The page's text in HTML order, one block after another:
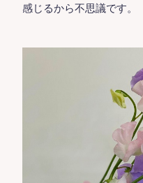
感じるから不思議です。